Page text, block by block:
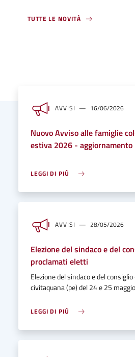
TUTTE LE NOVITÀ
AVVISI 16/06/2026
Nuovo Avviso alle famiglie
estiva 2026 - aggiornamento
LEGGI DI PIÙ
AVVISI 28/05/2026
Elezione del sindaco e del
proclamati eletti
Elezione del sindaco e del
civitaquana (pe) del 24 e 25
LEGGI DI PIÙ